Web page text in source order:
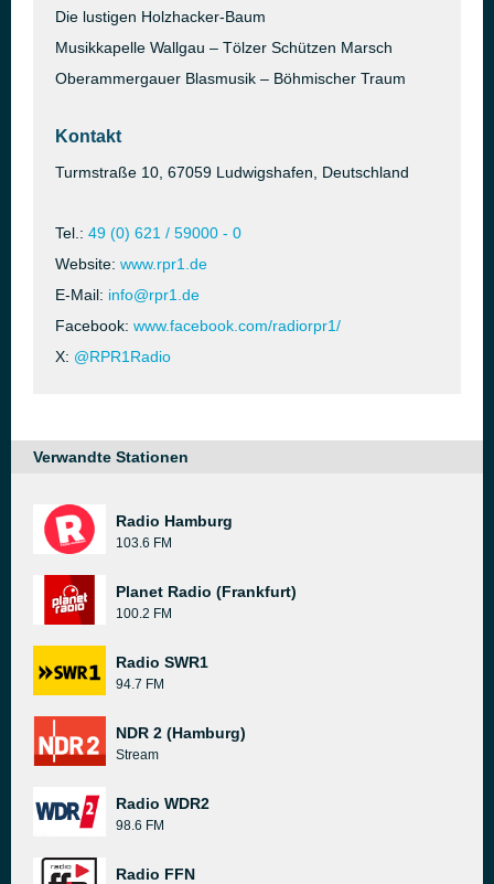
Die lustigen Holzhacker-Baum
Musikkapelle Wallgau – Tölzer Schützen Marsch
Oberammergauer Blasmusik – Böhmischer Traum
Kontakt
Turmstraße 10, 67059 Ludwigshafen, Deutschland
Tel.: 49 (0) 621 / 59000 - 0
Website: www.rpr1.de
E-Mail: info@rpr1.de
Facebook: www.facebook.com/radiorpr1/
X: @RPR1Radio
Verwandte Stationen
Radio Hamburg
103.6 FM
Planet Radio (Frankfurt)
100.2 FM
Radio SWR1
94.7 FM
NDR 2 (Hamburg)
Stream
Radio WDR2
98.6 FM
Radio FFN